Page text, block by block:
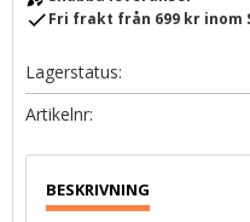
checkFri frakt från 699 kr inom
Lagerstatus
Artikelnr